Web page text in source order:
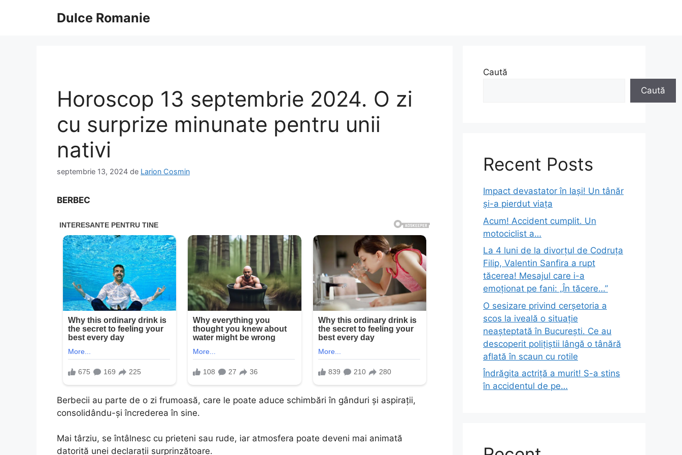
Dulce Romanie
Horoscop 13 septembrie 2024. O zi
cu surprize minunate pentru unii
nativi
septembrie 13, 2024 de Larion Cosmin
BERBEC
Berbecii au parte de o zi frumoasă, care le poate aduce schimbări în gânduri și aspirații,
consolidându-și încrederea în sine.
Mai târziu, se întâlnesc cu prieteni sau rude, iar atmosfera poate deveni mai animată
datorită unei declarații surprinzătoare.
Caută
Caută
Recent Posts
Impact devastator în Iași! Un tânăr
și-a pierdut viața
Acum! Accident cumplit. Un
motociclist a…
La 4 luni de la divorțul de Codruța
Filip, Valentin Sanfira a rupt
tăcerea! Mesajul care i-a
emoționat pe fani: „În tăcere…”
O sesizare privind cerșetoria a
scos la iveală o situație
neașteptată în București. Ce au
descoperit polițiștii lângă o tânără
aflată în scaun cu rotile
Îndrăgita actriță a murit! S-a stins
în accidentul de pe…